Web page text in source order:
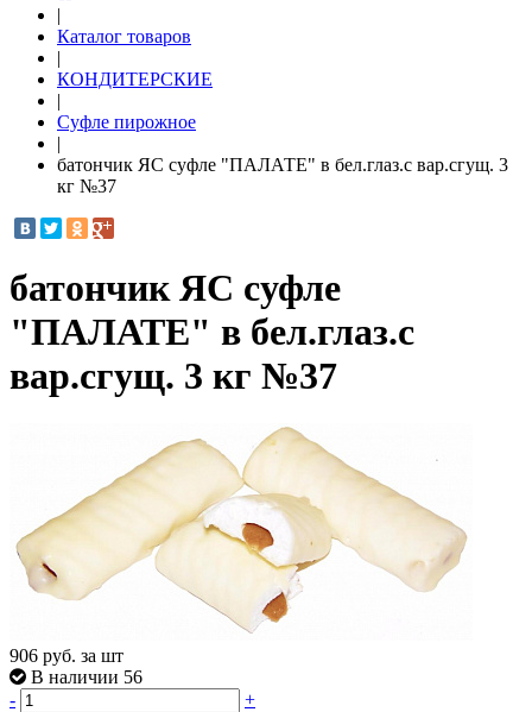
|
Каталог товаров
|
КОНДИТЕРСКИЕ
|
Суфле пирожное
|
батончик ЯС суфле "ПАЛАТЕ" в бел.глаз.с вар.сгущ. 3
кг №37
батончик ЯС суфле
"ПАЛАТЕ" в бел.глаз.с
вар.сгущ. 3 кг №37
906 руб. за шт
В наличии 56
-
+